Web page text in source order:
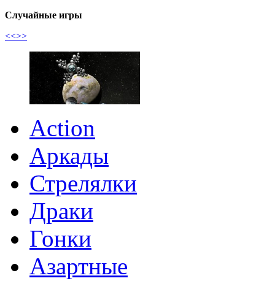
Случайные игры
<<>>
Action
Аркады
Стрелялки
Драки
Гонки
Азартные